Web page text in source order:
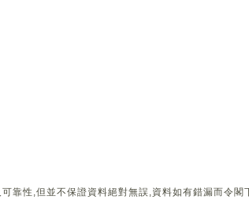
性,但並不保證資料絕對無誤,資料如有錯漏而令閣